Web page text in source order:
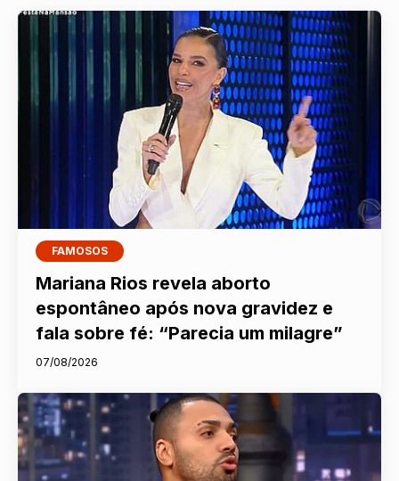
FAMOSOS
Mariana Rios revela aborto
espontâneo após nova gravidez e
fala sobre fé: “Parecia um milagre”
07/08/2026